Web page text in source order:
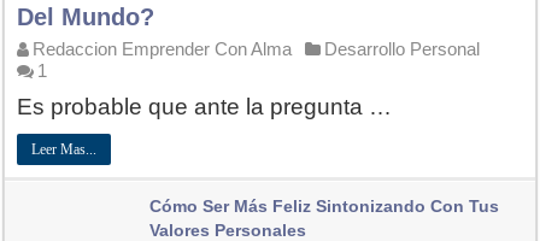
Del Mundo?
Redaccion Emprender Con Alma
Desarrollo Personal
1
Es probable que ante la pregunta …
Leer Mas...
Cómo Ser Más Feliz Sintonizando Con Tus
Valores Personales